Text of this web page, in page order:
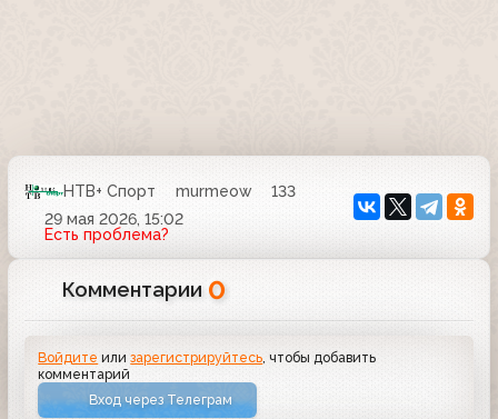
НТВ+ Спорт murmeow
133
29 мая 2026, 15:02
Есть проблема?
Комментарии 0
Войдите илизарегистрируйтесь , чтобы добавить
комментарий
Вход через Телеграм